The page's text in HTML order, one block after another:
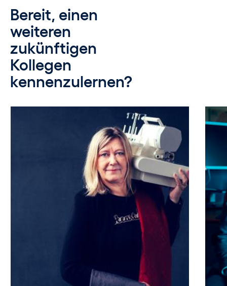
Bereit, einen
weiteren
zukünftigen
Kollegen
kennenzulernen?